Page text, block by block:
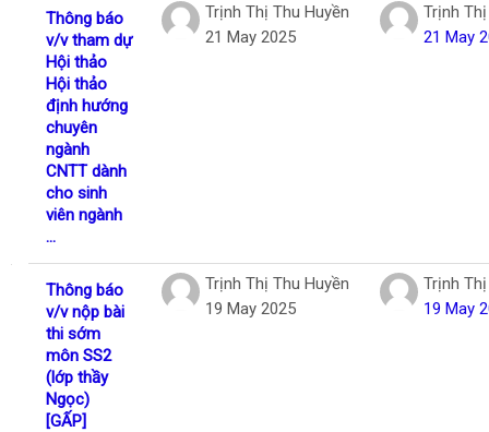
Thông báo
v/v tham dự
Hội thảo
Hội thảo
định hướng
chuyên
ngành
CNTT dành
cho sinh
viên ngành
...
Trịnh Thị Thu Huyền
21 May 2025
Trịnh
21 May
Thông báo
v/v nộp bài
thi sớm
môn SS2
(lớp thầy
Ngọc)
[GẤP]
Trịnh Thị Thu Huyền
19 May 2025
Trịnh
19 May